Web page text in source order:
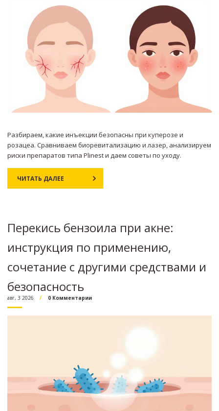
Разбираем, какие инъекции безопасны при куперозе и
розацеа. Сравниваем биоревитализацию и лазер, анализируем
риски препаратов типа Plinest и даем советы по уходу.
ЧИТАТЬ ДАЛЕЕ
Перекись бензоила при акне:
инструкция по применению,
сочетание с другими средствами и
безопасность
авг, 3 2026 0 Комментарии